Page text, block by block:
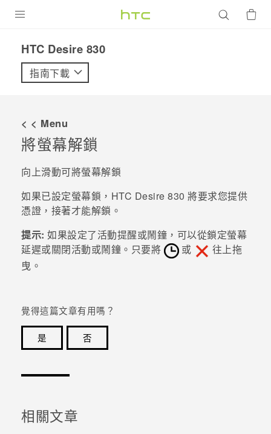
VIVE
配件
優惠專區
焦點訊息
校園專案
企業採購
銷售門市
銷售通路
支援服務
VIVELAND
HTC Desire 830‎
指南下載
< < Menu
將螢幕解鎖
向上滑動可將螢幕解鎖
如果已設定螢幕鎖， HTC Desire 830 將要求您提供
憑證，接著才能解鎖。
提示: 如果設定了活動提醒或鬧鐘，可以從鎖定螢幕
延遲或關閉活動或鬧鐘。只要將
或
往上拖
曳。
覺得這篇文章有用嗎？
是
否
相關文章